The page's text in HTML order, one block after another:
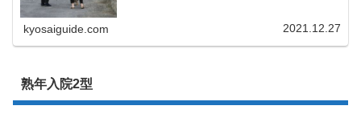
kyosaiguide.com 2021.12.27
熟年入院2型